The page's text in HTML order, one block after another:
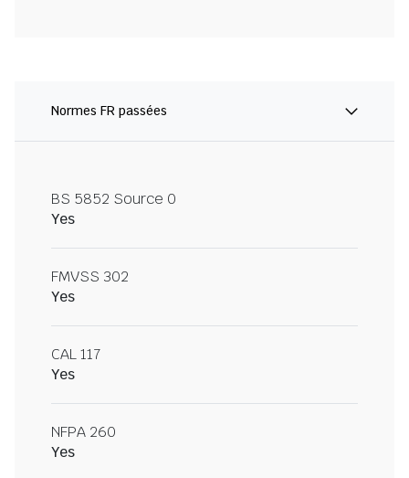
Normes FR passées
BS 5852 Source 0
Yes
FMVSS 302
Yes
CAL 117
Yes
NFPA 260
Yes